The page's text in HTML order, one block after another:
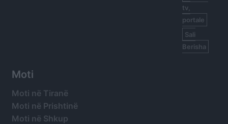
tv,
portale
Sali
Berisha
Moti
Moti në Tiranë
Moti në Prishtinë
Moti në Shkup